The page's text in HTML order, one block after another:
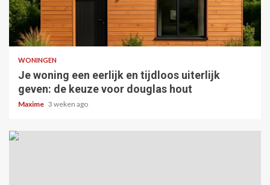
5 min read
WONINGEN
Je woning een eerlijk en tijdloos uiterlijk
geven: de keuze voor douglas hout
Maxime 3 weken ago